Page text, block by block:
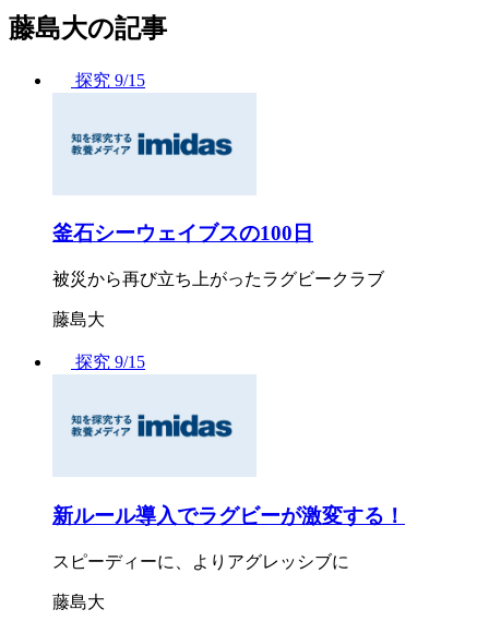
藤島大の記事
探究 9/15
釜石シーウェイブスの100日
被災から再び立ち上がったラグビークラブ
藤島大
探究 9/15
新ルール導入でラグビーが激変する！
スピーディーに、よりアグレッシブに
藤島大